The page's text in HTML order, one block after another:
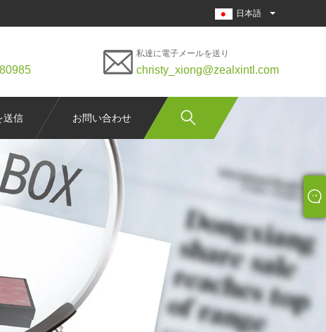
日本語
私達に電子メールを送り
christy_xiong@zealxintl.com
送信 お問い合わせ